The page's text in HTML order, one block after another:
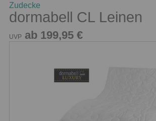
Zudecke
dormabell CL Leinen
UVP ab 199,95 €